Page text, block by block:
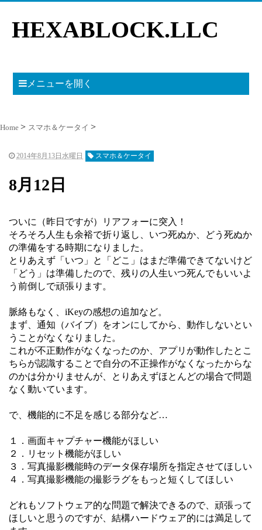
HEXABLOCK.LLC
メニューを開く
Home スマホ＆ケータイ
2014年8月13日水曜日 スマホ＆ケータイ
8月12日
ついに（昨日ですが）リアフォーに突入！
そろそろ人生も余裕で折り返し、いつ死ぬか、どう死ぬか
の準備をする時期になりました。
とりあえず「いつ」と「どこ」はまだ準備できてないけど
「どう」は準備したので、残りの人生いつ死んでもいいよ
う前倒しで頑張ります。
脈絡もなく、iKeyの感想の追加など。
まず、通知（バイブ）をオンにしてから、動作しないとい
うことがなくなりました。
これが不正動作がなくなったのか、アプリが動作したとこ
ちらが認識することで自分の不正操作がなくなったからな
のかは分かりませんが、とりあえずほとんどの場合で問題
なく動いています。
で、機能的に不足を感じる部分など…
１．画面キャプチャー機能がほしい
２．リセット機能がほしい
３．写真撮影機能時のデータ保存場所を指定させてほしい
４．写真撮影機能の撮影ラグをもっと短くしてほしい
どれもソフトウェア的な問題で解決できるので、頑張って
ほしいと思うのですが、結構ハードウェア的には満足して